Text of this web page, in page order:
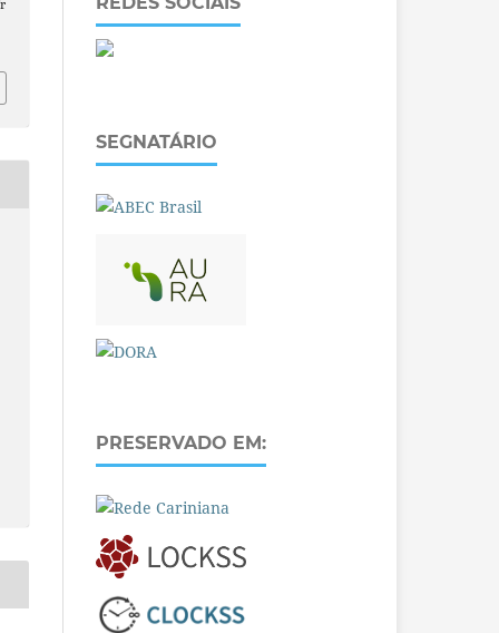
SEGNATÁRIO
PRESERVADO EM: